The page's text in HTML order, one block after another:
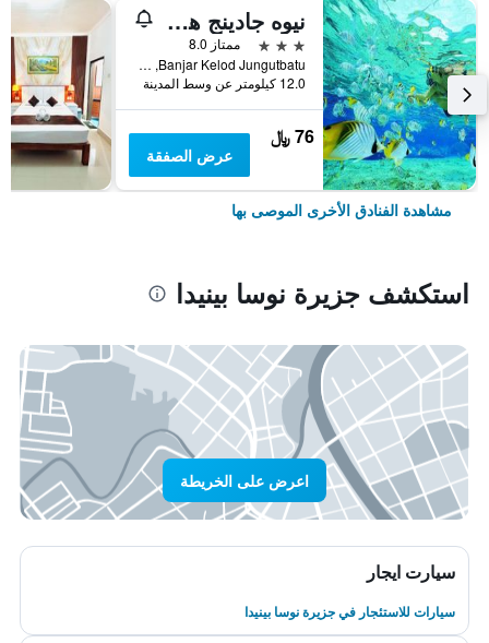
نيوه جادينج هوم ستاي ليمبونجان
3 نجوم
ممتاز 8.0
Banjar Kelod Jungutbatu, جزيرة نوسا بينيدا, إندونيسيا
12.0 كيلومتر عن وسط المدينة
76 ﷼
عرض الصفقة
مشاهدة الفنادق الأخرى الموصى بها
استكشف جزيرة نوسا بينيدا
اعرض على الخريطة
سيارت ايجار
سيارات للاستئجار في جزيرة نوسا بينيدا